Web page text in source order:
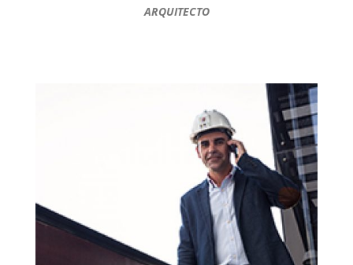
ARQUITECTO